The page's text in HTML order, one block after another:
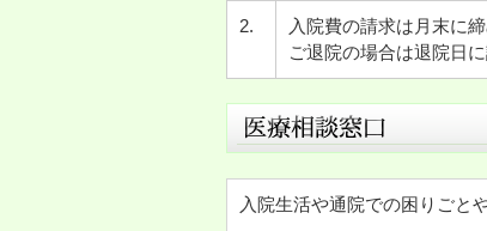
2.
入院費の請求は月末に
ご退院の場合は退院日
入院生活や通院での困りごと